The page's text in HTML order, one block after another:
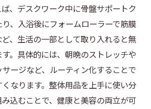
、デスクワーク中に骨盤サポートク
、入浴後にフォームローラーで筋膜
、生活の一部として取り入れると無
。具体的には、朝晩のストレッチや
ージなど、ルーティン化することで
なります。整体用品を上手に使い分
込むことで、健康と美容の両立が可